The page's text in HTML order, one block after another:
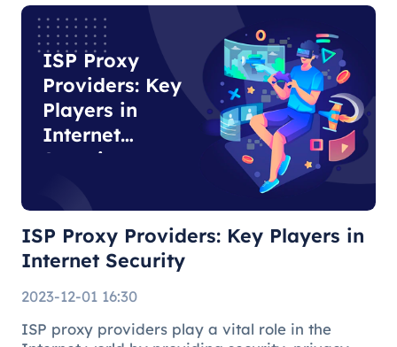
ISP Proxy
Providers: Key
Players in
Internet
Security
ISP Proxy Providers: Key Players in
Internet Security
2023-12-01 16:30
ISP proxy providers play a vital role in the